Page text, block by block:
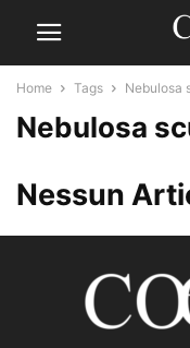
Home Tags Nebulosa
Nebulosa
Nessun